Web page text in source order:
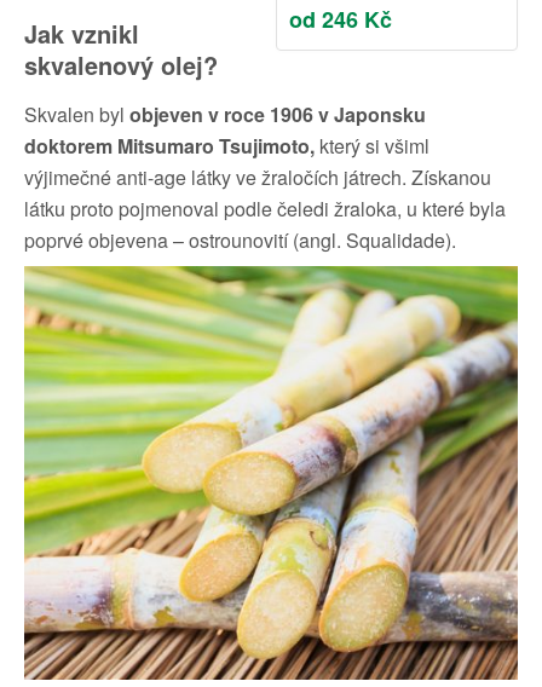
od 246 Kč
Jak vznikl
skvalenový olej?
Skvalen byl objeven v roce 1906 v Japonsku
doktorem Mitsumaro Tsujimoto, který si všiml
výjimečné anti-age látky ve žraločích játrech. Získanou
látku proto pojmenoval podle čeledi žraloka, u které byla
poprvé objevena – ostrounovití (angl. Squalidade).